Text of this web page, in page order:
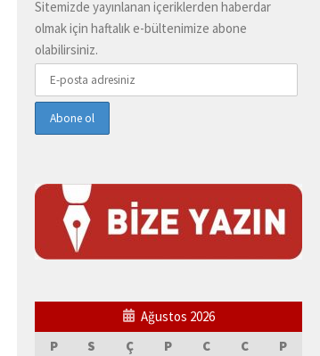
Sitemizde yayınlanan içeriklerden haberdar
olmak için haftalık e-bültenimize abone
olabilirsiniz.
Ağustos 2026
P
S Ç P C C
P